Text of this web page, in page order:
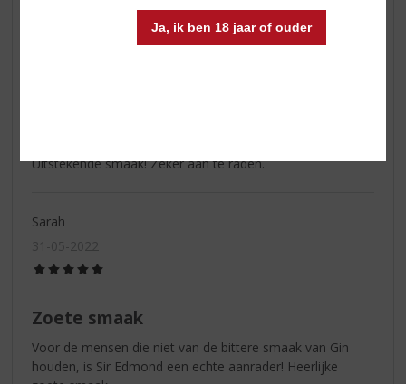
Ja, ik ben 18 jaar of ouder
Uitstekende smaak! Zeker aan te raden.
Sarah
31-05-2022
Zoete smaak
Voor de mensen die niet van de bittere smaak van Gin
houden, is Sir Edmond een echte aanrader! Heerlijke